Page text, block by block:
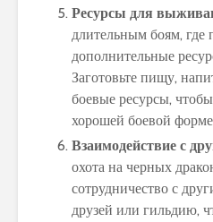
Ресурсы для
длительным боям, где
дополнительные
Заготовьте пищу,
боевые ресурсы,
хорошей боевой
Взаимодействие с
охота на черных
сотрудничество с
друзей или гильдию,